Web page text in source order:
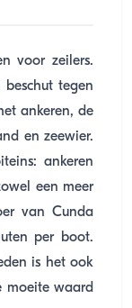
voor zeilers.
tegen
ankeren, de
en zeewier.
ankeren
een meer
van Cunda
per boot.
is het ook
moeite waard